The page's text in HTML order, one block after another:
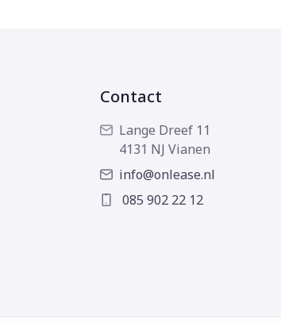
Contact
Lange Dreef 11
4131 NJ Vianen
info@onlease.nl
085 902 22 12